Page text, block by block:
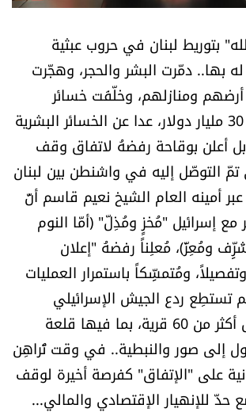
بتوريط لبنان في حروب عبثية
بها.. دمّرت البشر والحجر، وهجّرت
ومنازلهم، وخلّفَت خسائر
فادِحة فاقت ال 30 مليار دولار، عدا عن الخسائر البشرية
أعلن بوقاحة رفضهُ لاتفاق وقف
تمّ التوصّل إليه في واشنطن بين لبنان
عبر أمينه العام الشيخ نعيم قاسم أنَّ
مع إسرائيل "مُخزٍ ومُذِلّ" (أمّا النوم
ومُعِزّ)، مُعلِناً رفضهُ "إعلان
ومُتمسِِّكاً باستمرار العمليات
تستطِع ردع الجيش الإسرائيلي
ومَنعِه من احتلال أكثر من 60 قرية، بما فيها قلعة
إلى صور والنبطية.. في وقت تُراهِن
على "الإتفاق" كفرصة أخيرة لوقف
للإنهيار الإقتصادي والمالي...